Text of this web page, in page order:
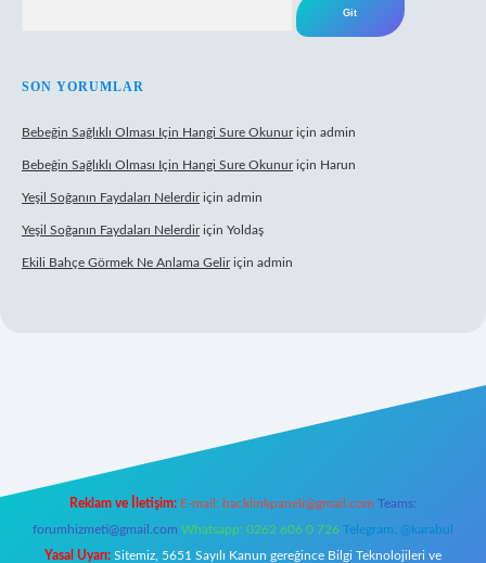
SON YORUMLAR
Bebeğin Sağlıklı Olması Için Hangi Sure Okunuriçin admin
Bebeğin Sağlıklı Olması Için Hangi Sure Okunuriçin Harun
Yeşil Soğanın Faydaları Nelerdiriçin admin
Yeşil Soğanın Faydaları Nelerdiriçin Yoldaş
Ekili Bahçe Görmek Ne Anlama Geliriçin admin
Reklam ve İletişim: E-mail: backlinkpaneli@gmail.com Teams:
forumhizmeti@gmail.com Whatsapp: 0262 606 0 726 Telegram: @karabul
Yasal Uyarı: Sitemiz, 5651 Sayılı Kanun gereğince Bilgi Teknolojileri ve